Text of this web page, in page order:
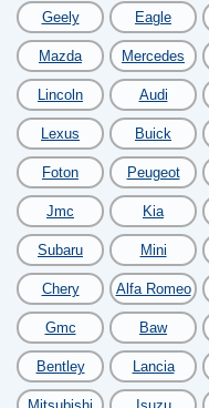
Geely Eagle
Mazda Mercedes
Lincoln Audi
Lexus Buick
Foton Peugeot
Jmc Kia
Subaru Mini
Chery Alfa Romeo
Gmc Baw
Bentley Lancia